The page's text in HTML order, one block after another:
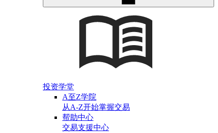
投资学堂
A至Z学院
从A-Z开始掌握交易
帮助中心
交易支援中心